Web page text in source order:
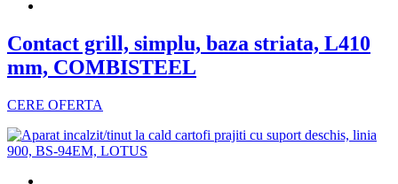
Contact grill, simplu, baza striata, L410
mm, COMBISTEEL
CERE OFERTA